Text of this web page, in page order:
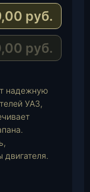
руб.
руб.
надежную
УАЗ,
двигателя.